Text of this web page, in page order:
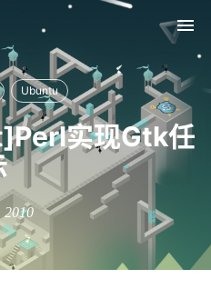
Ubuntu
实现Gtk任
2010